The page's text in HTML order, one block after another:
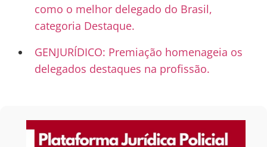
como o melhor delegado do Brasil,
categoria Destaque.
GENJURÍDICO: Premiação homenageia os
delegados destaques na profissão.